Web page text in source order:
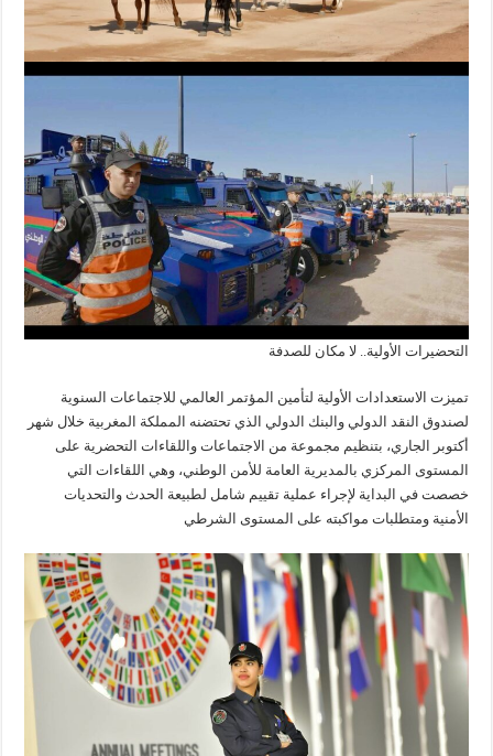
التحضيرات الأولية.. لا مكان للصدفة
تميزت الاستعدادات الأولية لتأمين المؤتمر العالمي للاجتماعات السنوية
لصندوق النقد الدولي والبنك الدولي الذي تحتضنه المملكة المغربية خلال شهر
أكتوبر الجاري، بتنظيم مجموعة من الاجتماعات واللقاءات التحضرية على
المستوى المركزي بالمديرية العامة للأمن الوطني، وهي اللقاءات التي
خصصت في البداية لإجراء عملية تقييم شامل لطبيعة الحدث والتحديات
الأمنية ومتطلبات مواكبته على المستوى الشرطي